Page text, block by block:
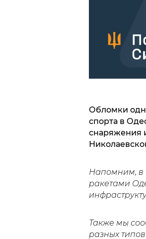
Обломки
спорта в
снаряжения
Напомним, в
ракетами
Также мы
разных